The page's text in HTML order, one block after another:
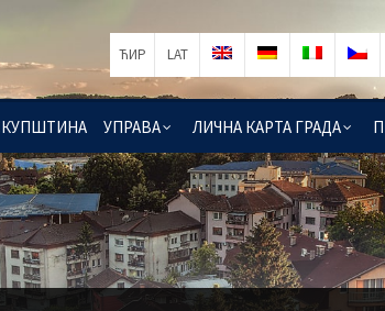
УПРАВА ЛИЧНА КАРТА ГРАДА
ЋИР LAT